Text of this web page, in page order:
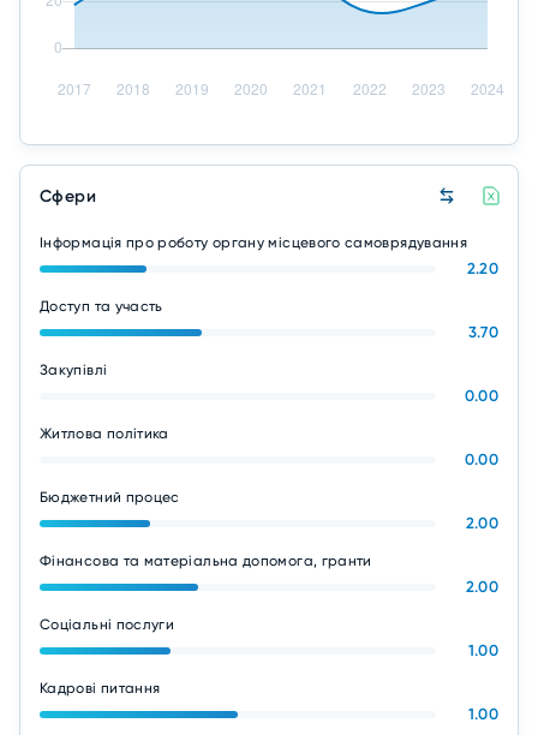
Сфери
Інформація про роботу органу місцевого самоврядування
2.20
Доступ та участь
3.70
Закупівлі
0.00
Житлова політика
0.00
Бюджетний процес
2.00
Фінансова та матеріальна допомога, гранти
2.00
Соціальні послуги
1.00
Кадрові питання
1.00